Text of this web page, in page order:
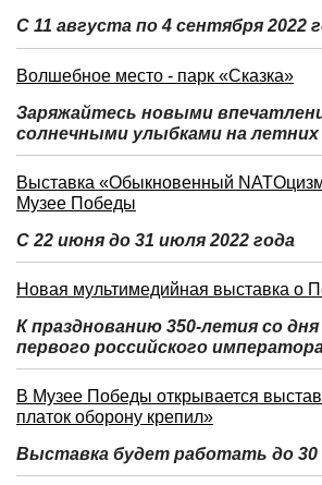
С 11 августа по 4 сентября 2022
Волшебное место - парк «Сказка»
Заряжайтесь новыми
солнечными улыбками на летних
Выставка «Обыкновенный
Музее Победы
С 22 июня до 31 июля 2022 года
Новая мультимедийная выставка о
К празднованию 350-летия со
первого российского
В Музее Победы открывается
платок оборону крепил»
Выставка будет работать до 30